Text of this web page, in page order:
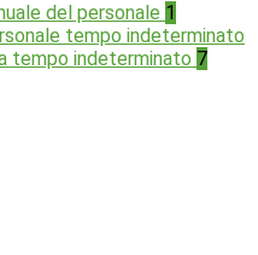
del personale 1
tempo indeterminato
tempo indeterminato 7